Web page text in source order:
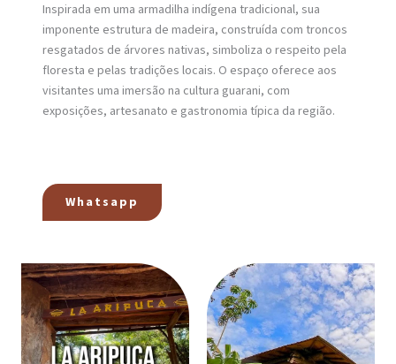
Inspirada em uma armadilha indígena tradicional, sua
imponente estrutura de madeira, construída com troncos
resgatados de árvores nativas, simboliza o respeito pela
floresta e pelas tradições locais. O espaço oferece aos
visitantes uma imersão na cultura guarani, com
exposições, artesanato e gastronomia típica da região.
Whatsapp